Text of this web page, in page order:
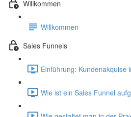
Willkommen
Willkommen
Sales Funnels
Einführung: Kundenakquise
Wie ist ein Sales Funnel